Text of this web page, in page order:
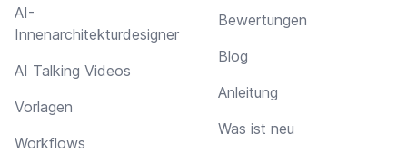
AI-
Innenarchitekturdesigner
AI Talking Videos
Vorlagen
Workflows
Bewertungen
Blog
Anleitung
Was ist neu